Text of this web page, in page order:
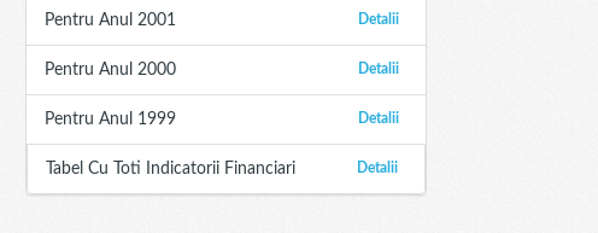
Detalii
Pentru Anul 2001
Detalii
Pentru Anul 2000
Detalii
Pentru Anul 1999
Detalii
Tabel Cu Toti Indicatorii Financiari